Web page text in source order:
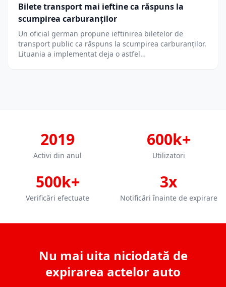
Bilete transport mai ieftine ca răspuns la
scumpirea carburanților
Un oficial german propune ieftinirea biletelor de
transport public ca răspuns la scumpirea carburanților.
Lituania a implementat deja o astfel…
2019
Activi din anul
600k+
Utilizatori
500k+
Verificări efectuate
3x
Notificări înainte de expirare
Nu mai uita niciodată de
expirarea actelor auto